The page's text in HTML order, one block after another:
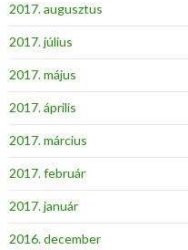
2017. augusztus
2017. július
2017. május
2017. április
2017. március
2017. február
2017. január
2016. december